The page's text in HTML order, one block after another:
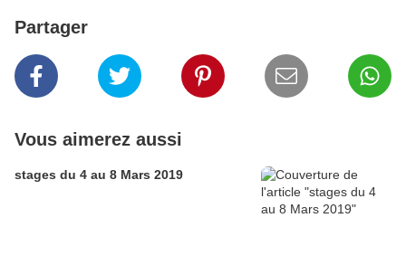
Partager
Vous aimerez aussi
stages du 4 au 8 Mars 2019